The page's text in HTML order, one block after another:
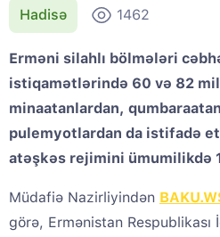
Hadisə 1462
Erməni silahlı bölmələri
istiqamətlərində 60 və 82
minaatanlardan,
pulemyotlardan da istifadə
atəşkəs rejimini ümumilikdə
Müdafiə Nazirliyindən
görə, Ermənistan Respublikası